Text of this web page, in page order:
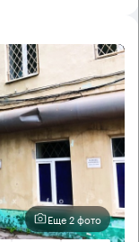
Еще 2 фото